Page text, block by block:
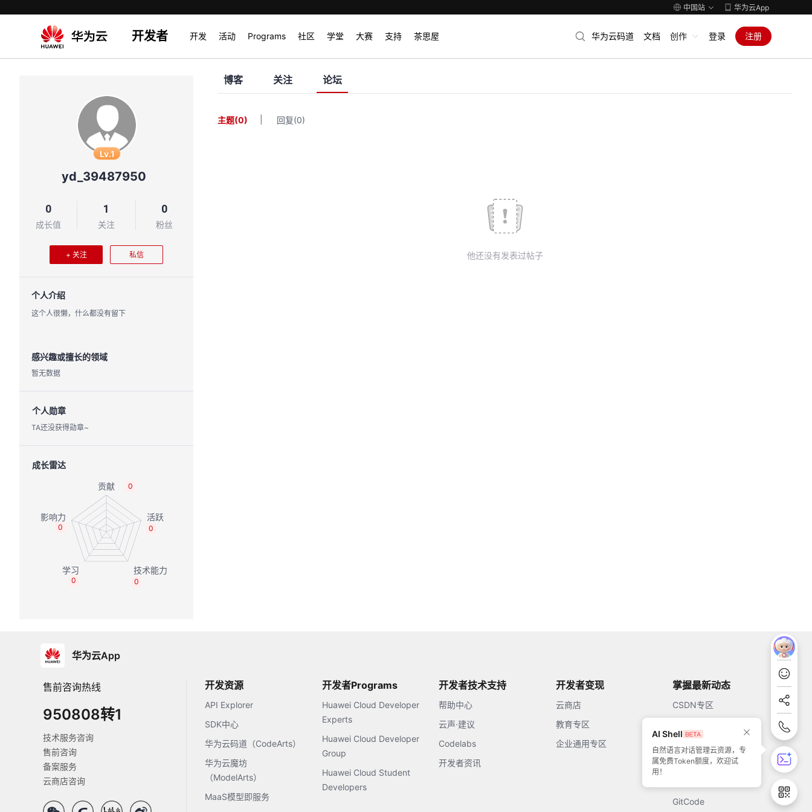
中国站 华为云App
开发者 开发 活动 Programs 社区 学堂 大赛 支持 茶思屋 华为云码道 文档 创作 登录 注册
Lv.1
yd_39487950
0
成长值
1
关注
0
粉丝
+ 关注 私信
个人介绍
这个人很懒，什么都没有留下
感兴趣或擅长的领域
暂无数据
个人勋章
TA还没获得勋章~
成长雷达
0
0
0
0
0
博客 关注 论坛
主题(0) 回复(0)
他还没有发表过帖子
华为云App
售前咨询热线
950808转1
技术服务咨询
售前咨询
备案服务
云商店咨询
开发资源
API Explorer
SDK中心
华为云码道（CodeArts）
华为云魔坊
（ModelArts）
MaaS模型即服务
开发者Programs
Huawei Cloud Developer
Experts
Huawei Cloud Developer
Group
Huawei Cloud Student
Developers
开发者技术支持
帮助中心
云声·建议
Codelabs
开发者资讯
开发者变现
云商店
教育专区
企业通用专区
掌握最新动态
CSDN专区
51CTO
GitCode
AI Shell
自然语言对话管理云资源，专
属免费Token额度，欢迎试
用！